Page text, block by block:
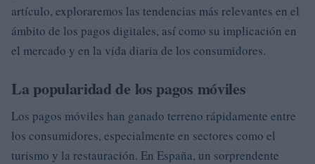
artículo, exploraremos las tendencias más relevantes en el
ámbito de los pagos digitales, así como su implicación en
el mercado y en la vida diaria de los consumidores.
La popularidad de los pagos móviles
Los pagos móviles han ganado terreno rápidamente entre
los consumidores, especialmente en sectores como el
turismo y la restauración. En España, un sorprendente